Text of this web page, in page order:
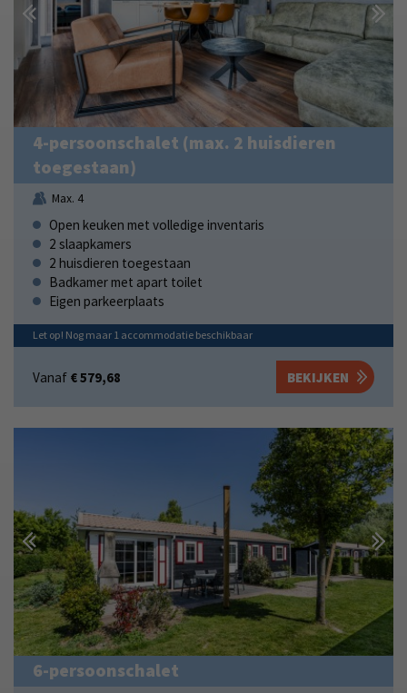
4-persoonschalet (max. 2 huisdieren
toegestaan)
Max. 4
Open keuken met volledige inventaris
2 slaapkamers
2 huisdieren toegestaan
Badkamer met apart toilet
Eigen parkeerplaats
Let op! Nog maar 1 accommodatie beschikbaar
Vanaf € 579,68 BEKIJKEN
6-persoonschalet